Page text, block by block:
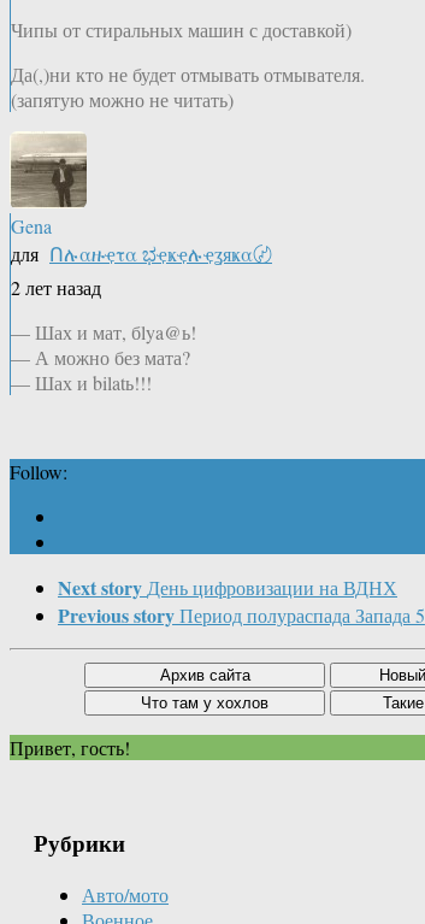
Чипы от стиральных машин с доставкой)
Да(,)ни кто не будет отмывать отмывателя.
(запятую можно не читать)
Gena
для Ոሉαዙҿτα ಭҿҝҿሉҿʓяҝα〄
2 лет назад
— Шах и мат, бlya@ь!
— А можно без мата?
— Шах и bilatь!!!
Follow:
Next storyДень цифровизации на ВДНХ
Previous storyПериод полураспада Запада 5
Привет, гость!
Рубрики
Авто/мото